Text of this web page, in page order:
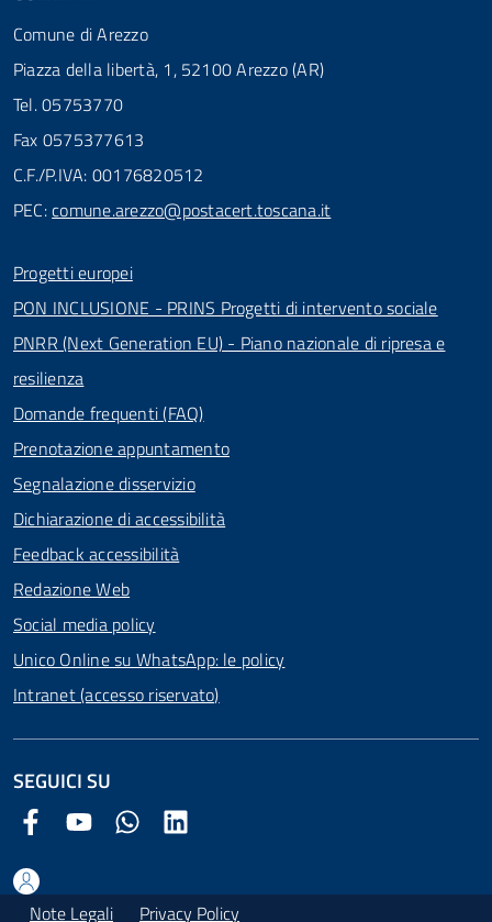
Comune di Arezzo
Piazza della libertà, 1, 52100 Arezzo (AR)
Tel. 05753770
Fax 0575377613
C.F./P.IVA: 00176820512
PEC:comune.arezzo@postacert.toscana.it
Progetti europei
PON INCLUSIONE - PRINS Progetti di intervento sociale
PNRR (Next Generation EU) - Piano nazionale di ripresa e
resilienza
Domande frequenti (FAQ)
Prenotazione appuntamento
Segnalazione disservizio
Dichiarazione di accessibilità
Feedback accessibilità
Redazione Web
Social media policy
Unico Online su WhatsApp: le policy
Intranet (accesso riservato)
SEGUICI SU
Facebook Comune di Arezzo
Youtube Comune di Arezzo
Twitter Comune di Arezzo
Note Legali Privacy Policy